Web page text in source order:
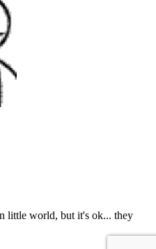
little world, but it's ok... they